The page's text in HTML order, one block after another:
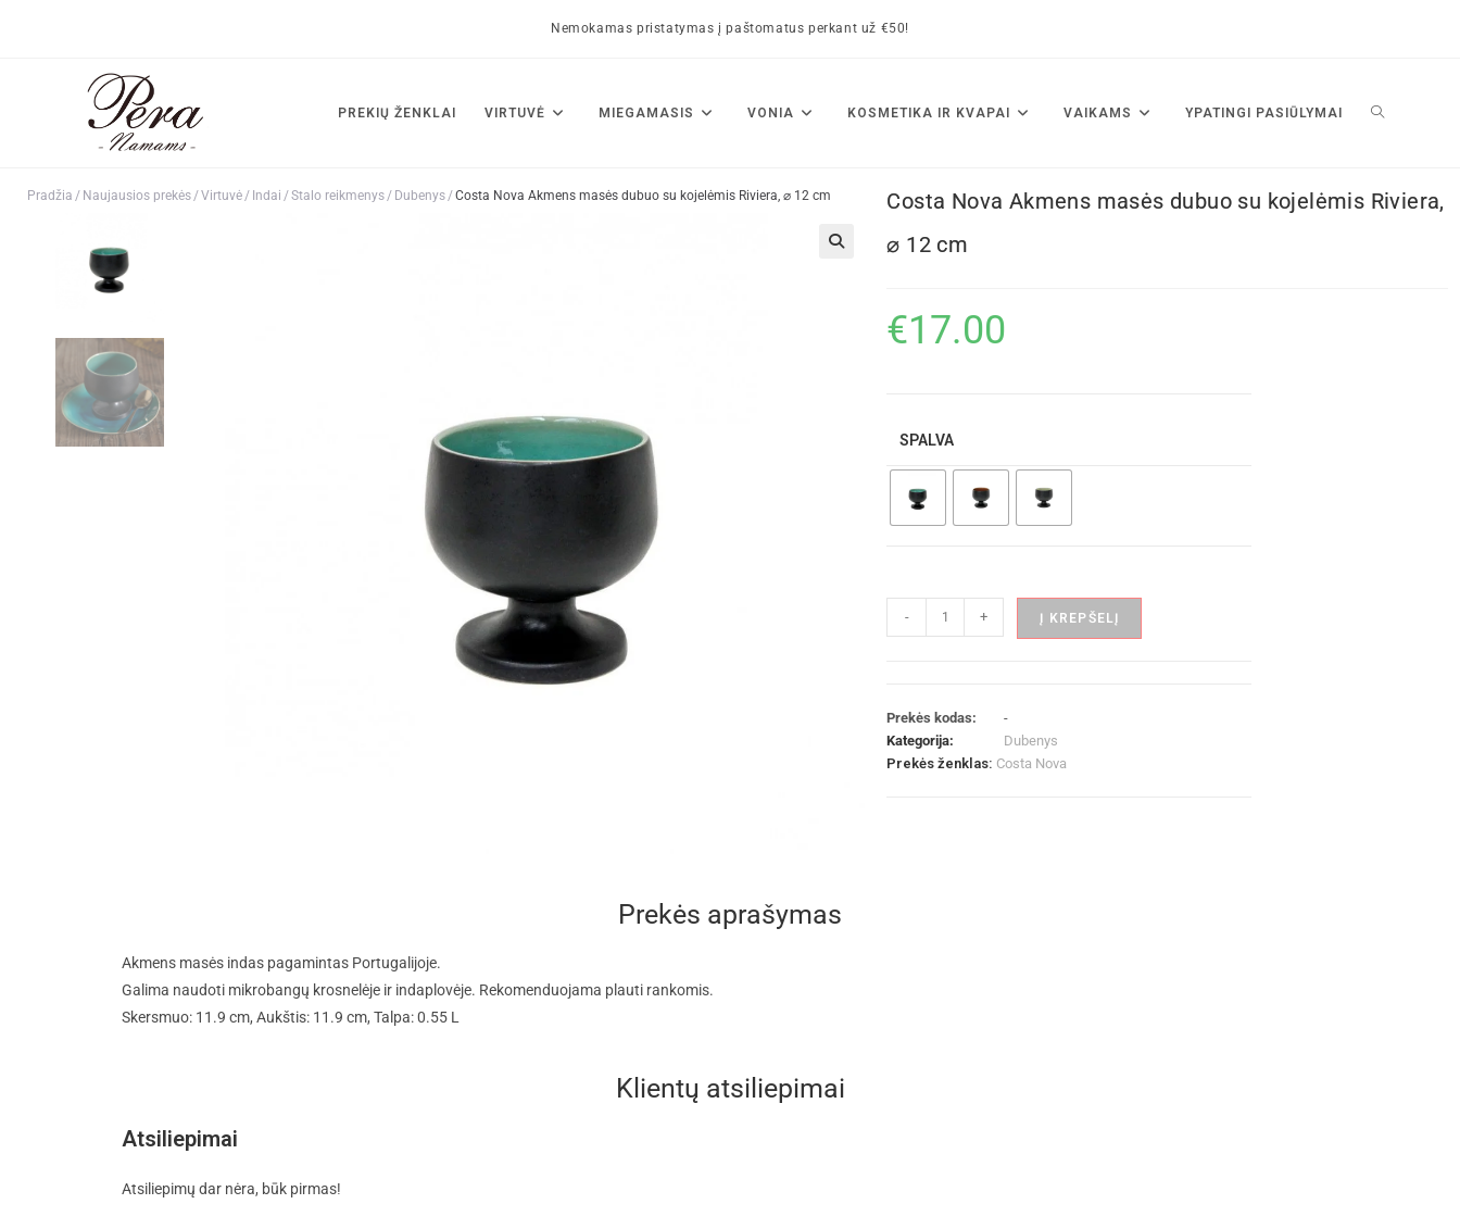
Nemokamas pristatymas į paštomatus perkant už €50!
PREKIŲ ŽENKLAI VIRTUVĖ MIEGAMASIS VONIA KOSMETIKA IR KVAPAI VAIKAMS YPATINGI PASIŪLYMAI
Pradžia / Naujausios prekės/Virtuvė/ Indai /Stalo reikmenys/ Dubenys/Costa Nova Akmens masės dubuo su kojelėmis Riviera, ⌀ 12 cm
Costa Nova Akmens masės dubuo su kojelėmis Riviera,
⌀ 12 cm
€17.00
SPALVA
- + Į KREPŠELĮ
Prekės kodas:
-
Kategorija:
Dubenys
Prekės ženklas: Costa Nova
Prekės aprašymas
Akmens masės indas pagamintas Portugalijoje.
Galima naudoti mikrobangų krosnelėje ir indaplovėje. Rekomenduojama plauti rankomis.
Skersmuo: 11.9 cm, Aukštis: 11.9 cm, Talpa: 0.55 L
Klientų atsiliepimai
Atsiliepimai
Atsiliepimų dar nėra, būk pirmas!